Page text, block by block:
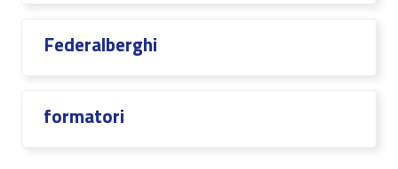
Federalberghi
formatori